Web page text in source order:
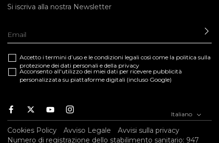
Si iscriva alla nostra Newsletter
Accetto i termini d’uso e le condizioni legali così come la politica sulla
protezione dei dati personali e della privacy
Acconsento all'utilizzo dei miei dati per ricevere pubblicità
personalizzata su piattaforme digitali (incluso Google)
Facebook
TwitterYoutubeInstagram Italiano
Cookies Policy Avviso Legale
Avvisi sulla privacy
Numero di registrazione dello stabilimento sanitario: 947